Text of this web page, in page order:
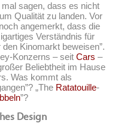
sagen, dass es nicht
Qualität zu landen. Vor
angemerkt, dass die
Verständnis für
Kinomarkt beweisen”.
Konzerns – seitCars –
Beliebtheit im Hause
Was kommt als
„The Ratatouille-
”?
Design